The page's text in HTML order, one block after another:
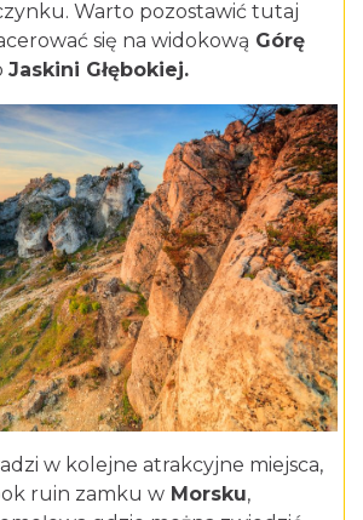
Warto pozostawić tutaj
się na widokową Górę
Jaskini Głębokiej.
w kolejne atrakcyjne miejsca,
ruin zamku w Morsku,